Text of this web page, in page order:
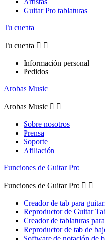
Guitar Pro tablaturas
Tu cuenta
Tu cuenta  
Información personal
Pedidos
Arobas Music
Arobas Music  
Sobre nosotros
Prensa
Soporte
Afiliación
Funciones de Guitar Pro
Funciones de Guitar Pro  
Creador de tab para
Reproductor de Guitar
Creador de tablaturas
Reproductor de tab de
Software de notación de